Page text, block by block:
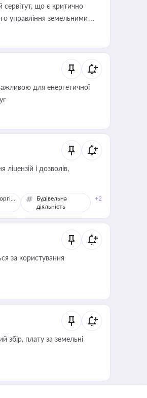
сервітут, що є критично
управління земельними
для енергетичної
і дозволів,
Торгівля
Будівельна
діяльність
+2
за користування
збір, плату за земельні